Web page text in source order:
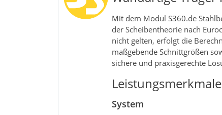
Mit dem Modul S360.de
der Scheibentheorie nach
nicht gelten, erfolgt die
maßgebende Schnittgrößen
sichere und praxisgerechte
System